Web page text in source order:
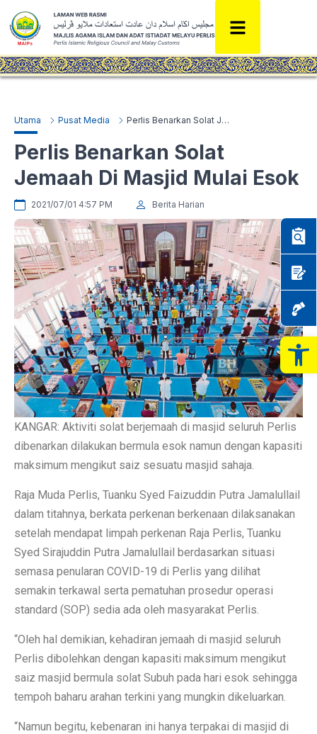
Utama Pusat Media Perlis Benarkan Solat Jemaah Di Masjid Mulai Esok
Perlis Benarkan Solat
Jemaah Di Masjid Mulai Esok
2021/07/01 4:57 PM Berita Harian
KANGAR: Aktiviti solat berjemaah di masjid seluruh Perlis
dibenarkan dilakukan bermula esok namun dengan kapasiti
maksimum mengikut saiz sesuatu masjid sahaja.
Raja Muda Perlis, Tuanku Syed Faizuddin Putra Jamalullail
dalam titahnya, berkata perkenan berkenaan dilaksanakan
setelah mendapat limpah perkenan Raja Perlis, Tuanku
Syed Sirajuddin Putra Jamalullail berdasarkan situasi
semasa penularan COVID-19 di Perlis yang dilihat
semakin terkawal serta pematuhan prosedur operasi
standard (SOP) sedia ada oleh masyarakat Perlis.
“Oleh hal demikian, kehadiran jemaah di masjid seluruh
Perlis dibolehkan dengan kapasiti maksimum mengikut
saiz masjid bermula solat Subuh pada hari esok sehingga
tempoh baharu arahan terkini yang mungkin dikeluarkan.
“Namun begitu, kebenaran ini hanya terpakai di masjid di